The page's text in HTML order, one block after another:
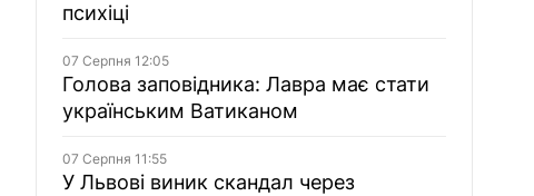
психіці
07 Серпня 12:05
Голова заповідника: Лавра має стати
українським Ватиканом
07 Серпня 11:55
У Львові виник скандал через